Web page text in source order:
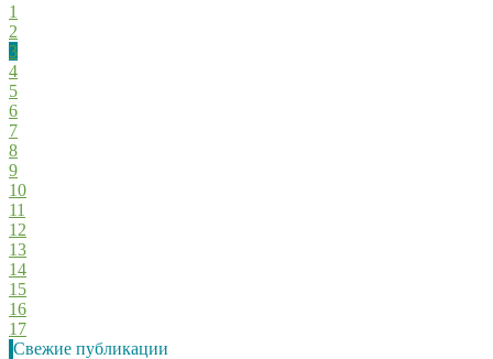
1
2
3
4
5
6
7
8
9
10
11
12
13
14
15
16
17
Свежие публикации